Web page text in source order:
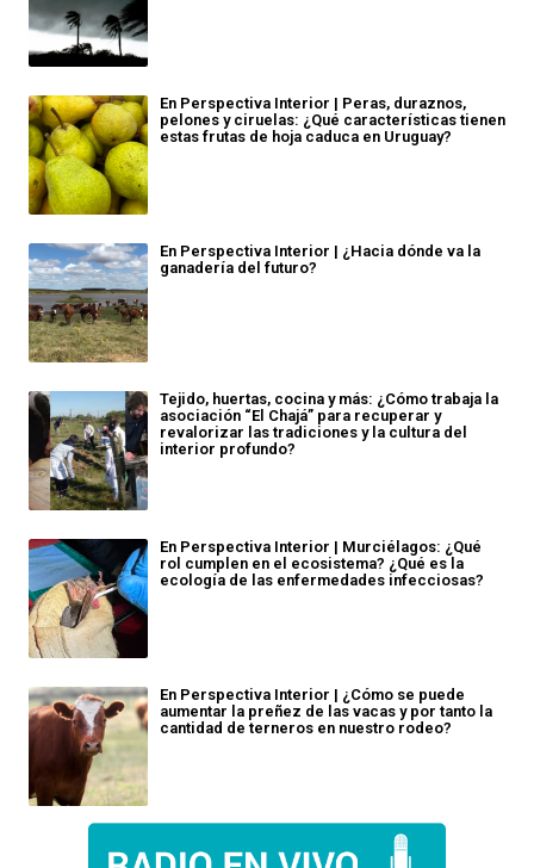
En Perspectiva Interior | Peras, duraznos,
pelones y ciruelas: ¿Qué características tienen
estas frutas de hoja caduca en Uruguay?
En Perspectiva Interior | ¿Hacia dónde va la
ganadería del futuro?
Tejido, huertas, cocina y más: ¿Cómo trabaja la
asociación “El Chajá” para recuperar y
revalorizar las tradiciones y la cultura del
interior profundo?
En Perspectiva Interior | Murciélagos: ¿Qué
rol cumplen en el ecosistema? ¿Qué es la
ecología de las enfermedades infecciosas?
En Perspectiva Interior | ¿Cómo se puede
aumentar la preñez de las vacas y por tanto la
cantidad de terneros en nuestro rodeo?